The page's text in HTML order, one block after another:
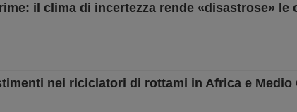
il clima di incertezza rende «disastrose» le
nei riciclatori di rottami in Africa e Medio